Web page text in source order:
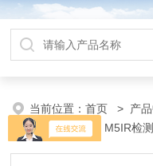
当前位置：首页 > 产
气体检测仪> M5IR检测